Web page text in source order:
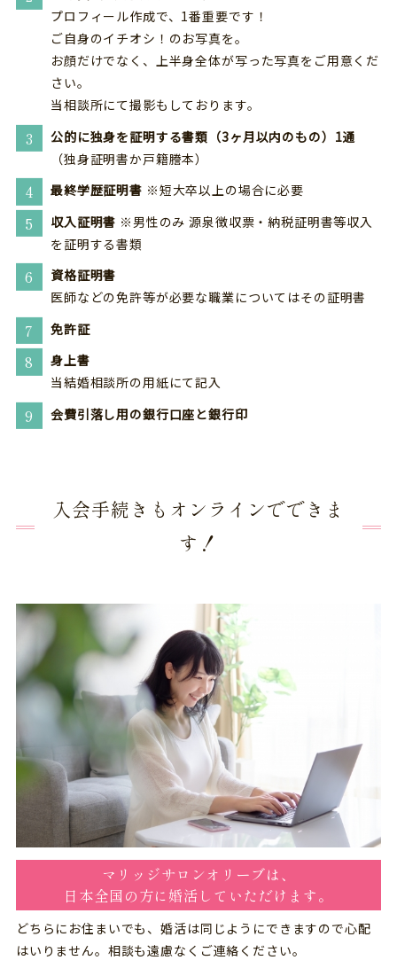
プロフィール作成で、1番重要です！
ご自身のイチオシ！のお写真を。
お顔だけでなく、上半身全体が写った写真をご用意くだ
さい。
当相談所にて撮影もしております。
公的に独身を証明する書類（3ヶ月以内のもの）1通
（独身証明書か戸籍謄本）
最終学歴証明書 ※短大卒以上の場合に必要
収入証明書 ※男性のみ 源泉徴収票・納税証明書等収入
を証明する書類
資格証明書
医師などの免許等が必要な職業についてはその証明書
免許証
身上書
当結婚相談所の用紙にて記入
会費引落し用の銀行口座と銀行印
入会手続きもオンラインでできま
す！
マリッジサロンオリーブは、
日本全国の方に婚活していただけます。
どちらにお住まいでも、婚活は同じようにできますので心配
はいりません。相談も遠慮なくご連絡ください。